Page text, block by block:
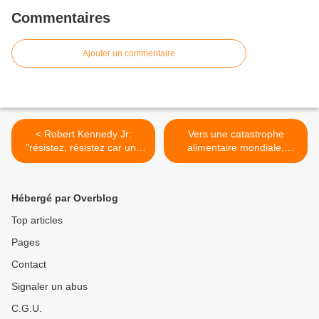
Commentaires
Ajouter un commentaire
< Robert Kennedy Jr:
"résistez, résistez car une
fois qu’ils ont le pouvoir ils
Vers une catastrophe
alimentaire mondiale,
provoquée par des actes de
Hébergé par Overblog
Top articles
Pages
Contact
Signaler un abus
C.G.U.